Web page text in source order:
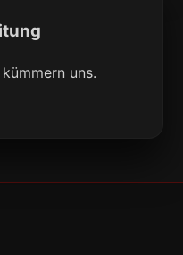
uns.